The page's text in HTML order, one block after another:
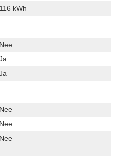
116 kWh
Nee
Ja
Ja
Nee
Nee
Nee